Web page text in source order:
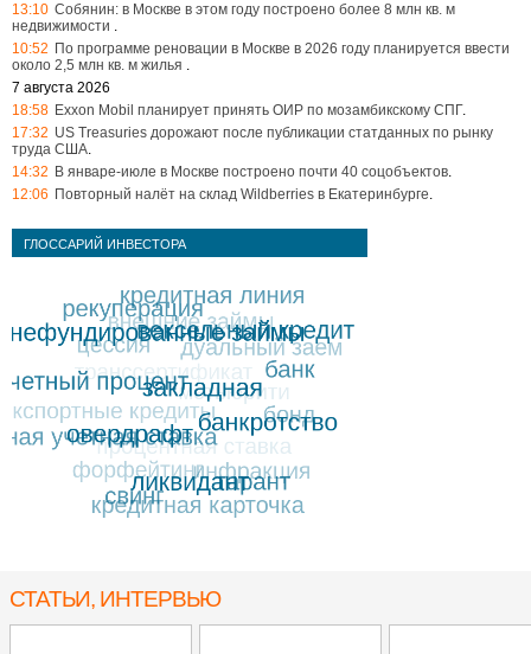
13:10 Собянин: в Москве в этом году построено более 8 млн кв. м
недвижимости .
10:52 По программе реновации в Москве в 2026 году планируется ввести
около 2,5 млн кв. м жилья .
7 августа 2026
18:58 Exxon Mobil планирует принять ОИР по мозамбикскому СПГ.
17:32 US Treasuries дорожают после публикации статданных по рынку
труда США.
14:32 В январе-июле в Москве построено почти 40 соцобъектов.
12:06 Повторный налёт на склад Wildberries в Екатеринбурге.
ГЛОССАРИЙ ИНВЕСТОРА
СТАТЬИ, ИНТЕРВЬЮ